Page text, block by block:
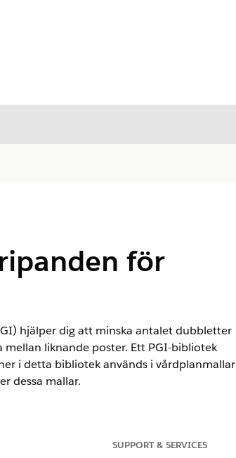
för
hjälper dig att minska antalet dubbletter
liknande poster. Ett PGI-bibliotek
i detta bibliotek används i vårdplanmallar
dessa mallar.
SUPPORT & SERVICES